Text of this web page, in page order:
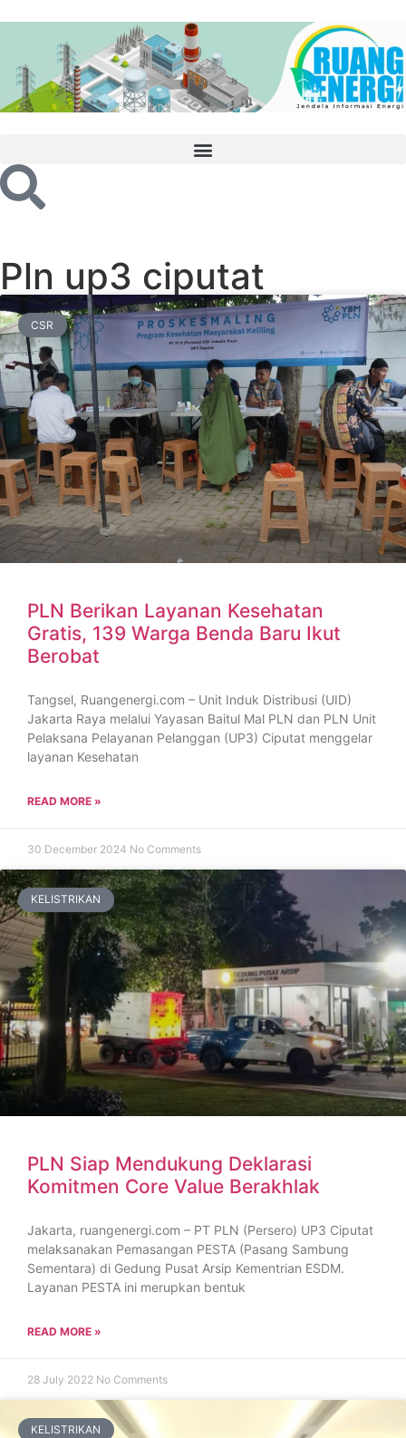
Pln up3 ciputat
CSR
PLN Berikan Layanan Kesehatan
Gratis, 139 Warga Benda Baru Ikut
Berobat
Tangsel, Ruangenergi.com – Unit Induk Distribusi (UID)
Jakarta Raya melalui Yayasan Baitul Mal PLN dan PLN Unit
Pelaksana Pelayanan Pelanggan (UP3) Ciputat menggelar
layanan Kesehatan
READ MORE »
30 December 2024 No Comments
KELISTRIKAN
PLN Siap Mendukung Deklarasi
Komitmen Core Value Berakhlak
Jakarta, ruangenergi.com – PT PLN (Persero) UP3 Ciputat
melaksanakan Pemasangan PESTA (Pasang Sambung
Sementara) di Gedung Pusat Arsip Kementrian ESDM.
Layanan PESTA ini merupkan bentuk
READ MORE »
28 July 2022 No Comments
KELISTRIKAN